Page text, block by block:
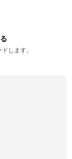
します。